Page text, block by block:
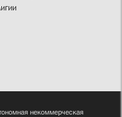
некоммерческая